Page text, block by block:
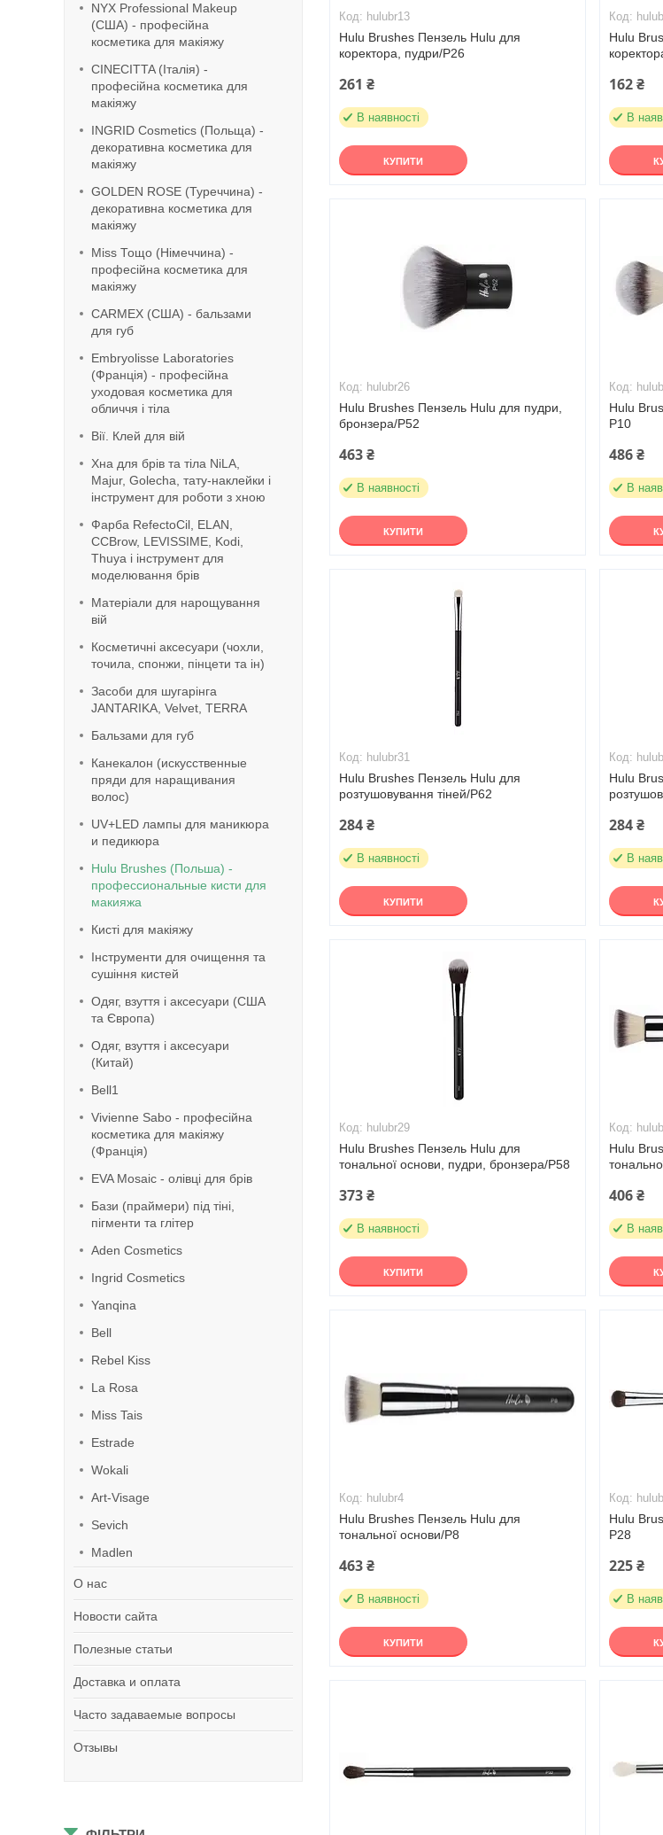
NYX Professional Makeup
(США) - професійна
косметика для макіяжу
CINECITTA (Італія) -
професійна косметика для
макіяжу
INGRID Cosmetics (Польща) -
декоративна косметика для
макіяжу
GOLDEN ROSE (Туреччина) -
декоративна косметика для
макіяжу
Miss Тощо (Німеччина) -
професійна косметика для
макіяжу
CARMEX (США) - бальзами
для губ
Embryolisse Laboratories
(Франція) - професійна
уходовая косметика для
обличчя і тіла
Вії. Клей для вій
Хна для брів та тіла NiLA,
Majur, Golecha, тату-наклейки і
інструмент для роботи з хною
Фарба RefeсtoCil, ELAN,
CCBrow, LEVISSIME, Kodi,
Thuya і інструмент для
моделювання брів
Матеріали для нарощування
вій
Косметичні аксесуари (чохли,
точила, спонжи, пінцети та ін)
Засоби для шугарінга
JANTARIKA, Velvet, TERRA
Бальзами для губ
Канекалон (искусственные
пряди для наращивания
волос)
UV+LED лампы для маникюра
и педикюра
Hulu Brushes (Польша) -
профессиональные кисти для
макияжа
Кисті для макіяжу
Інструменти для очищення та
сушіння кистей
Одяг, взуття і аксесуари (США
та Європа)
Одяг, взуття і аксесуари
(Китай)
Bell1
Vivienne Sabo - професійна
косметика для макіяжу
(Франція)
EVA Mosaic - олівці для брів
Бази (праймери) під тіні,
пігменти та глітер
Aden Cosmetics
Ingrid Cosmetics
Yanqina
Bell
Rebel Kiss
La Rosa
Miss Tais
Estrade
Wokali
Art-Visage
Sevich
Madlen
О нас
Новости сайта
Полезные статьи
Доставка и оплата
Часто задаваемые вопросы
Отзывы
hulubr13
Hulu Brushes Пензель Hulu для
коректора, пудри/Р26
261 ₴
В наявності
КУПИТИ
Hulu
162 ₴
В
hulubr26
Hulu Brushes Пензель Hulu для пудри,
бронзера/Р52
463 ₴
В наявності
КУПИТИ
Hulu
Р10
486 ₴
В
hulubr31
Hulu Brushes Пензель Hulu для
розтушовування тіней/Р62
284 ₴
В наявності
КУПИТИ
Hulu
284 ₴
В
hulubr29
Hulu Brushes Пензель Hulu для
тональної основи, пудри, бронзера/Р58
373 ₴
В наявності
КУПИТИ
Hulu
406 ₴
В
hulubr4
Hulu Brushes Пензель Hulu для
тональної основи/Р8
463 ₴
В наявності
КУПИТИ
Hulu
Р28
225 ₴
В